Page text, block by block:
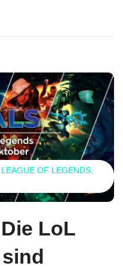
LEAGUE OF LEGENDS
LoL